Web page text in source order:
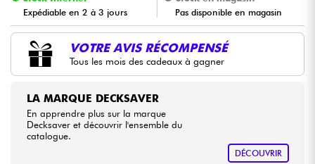
Violons & Quatuor
Eveil Musical
Câbles & Access.
HiFi
Expédiable en 2 à 3 jours
Pas disponible en magasin
VOTRE AVIS RÉCOMPENSÉ
Tous les mois des cadeaux à gagner
LA MARQUE DECKSAVER
En apprendre plus sur la marque
Decksaver et découvrir l'ensemble du
catalogue.
DÉCOUVRIR